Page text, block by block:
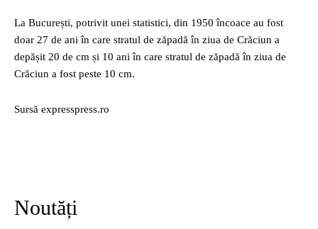
La București, potrivit unei statistici, din 1950 încoace au fost
doar 27 de ani în care stratul de zăpadă în ziua de Crăciun a
depășit 20 de cm și 10 ani în care stratul de zăpadă în ziua de
Crăciun a fost peste 10 cm.
Sursă expresspress.ro
Noutăți